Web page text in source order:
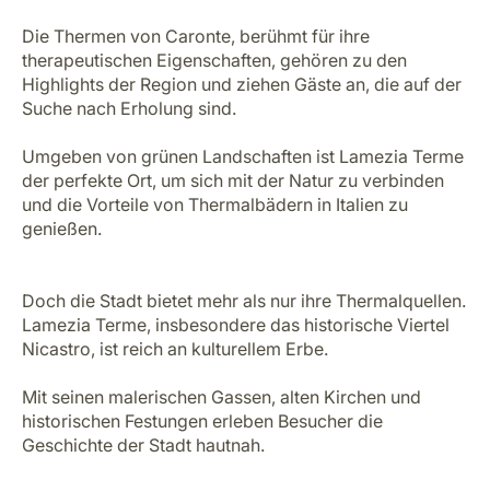
Die Thermen von Caronte, berühmt für ihre
therapeutischen Eigenschaften, gehören zu den
Highlights der Region und ziehen Gäste an, die auf der
Suche nach Erholung sind.
Umgeben von grünen Landschaften ist Lamezia Terme
der perfekte Ort, um sich mit der Natur zu verbinden
und die Vorteile von Thermalbädern in Italien zu
genießen.
Doch die Stadt bietet mehr als nur ihre Thermalquellen.
Lamezia Terme, insbesondere das historische Viertel
Nicastro, ist reich an kulturellem Erbe.
Mit seinen malerischen Gassen, alten Kirchen und
historischen Festungen erleben Besucher die
Geschichte der Stadt hautnah.